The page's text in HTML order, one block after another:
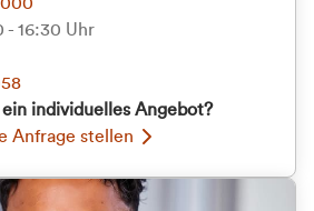
- 16:30 Uhr
individuelles Angebot?
Anfrage stellen